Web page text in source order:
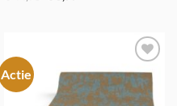
prijs
Actie
Toevoegen
aan
verlanglijst